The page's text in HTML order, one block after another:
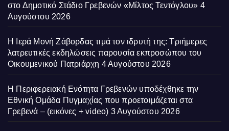
στο Δημοτικό Στάδιο Γρεβενών «Μίλτος Τεντόγλου» 4
Αυγούστου 2026
Η Ιερά Μονή Ζάβορδας τιμά τον ιδρυτή της: Τριήμερες
λατρευτικές εκδηλώσεις παρουσία εκπροσώπου του
Οικουμενικού Πατριάρχη 4 Αυγούστου 2026
Η Περιφερειακή Ενότητα Γρεβενών υποδέχθηκε την
Εθνική Ομάδα Πυγμαχίας που προετοιμάζεται στα
Γρεβενά – (εικόνες + video) 3 Αυγούστου 2026